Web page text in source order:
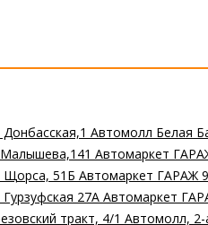
Донбасская,1 Автомолл
Автомаркет
Щорса, 51Б Автомаркет ГАРАЖ
Гурзуфская 27А Автомаркет
тракт, 4/1